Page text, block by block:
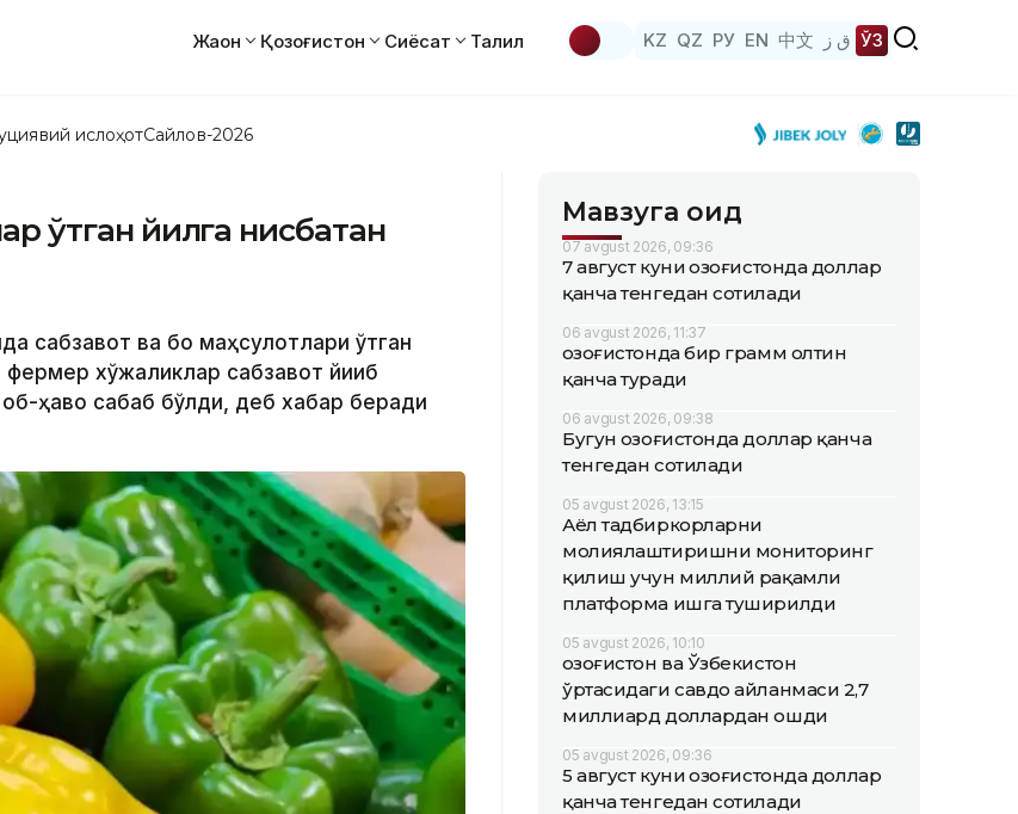
Жаҳон Қозоғистон Сиёсат Таҳлил KZ QZ РУ EN 中文 ق ز ЎЗ
ислоҳотСайлов-2026
ўтган йилга нисбатан
сабзавот ва боғ маҳсулотлари ўтган
хўжаликлар сабзавот йиғиб
ҳаво сабаб бўлди, деб хабар беради
Мавзуга оид
07 avgust 2026, 09:36
7 август куни Қозоғистонда доллар
қанча тенгедан сотилади
06 avgust 2026, 11:37
Қозоғистонда бир грамм олтин
қанча туради
06 avgust 2026, 09:38
Бугун Қозоғистонда доллар қанча
тенгедан сотилади
05 avgust 2026, 13:15
Аёл тадбиркорларни
молиялаштиришни мониторинг
қилиш учун миллий рақамли
платформа ишга туширилди
05 avgust 2026, 10:10
Қозоғистон ва Ўзбекистон
ўртасидаги савдо айланмаси 2,7
миллиард доллардан ошди
05 avgust 2026, 09:36
5 август куни Қозоғистонда доллар
қанча тенгедан сотилади